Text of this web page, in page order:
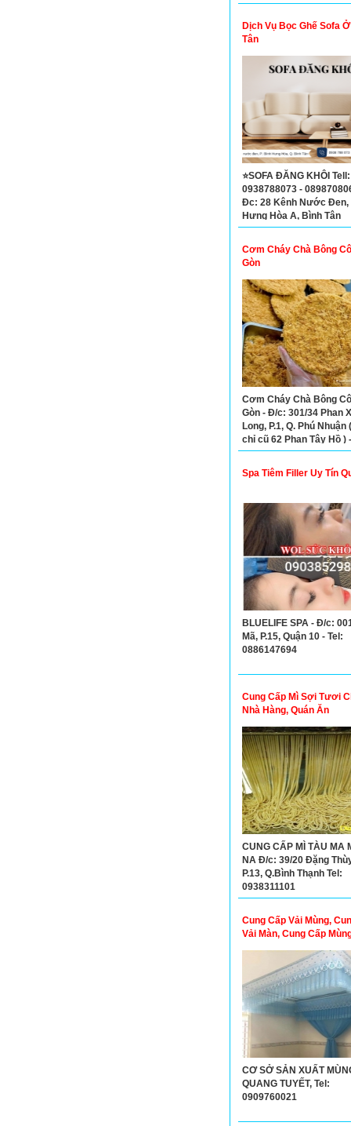
Dịch Vụ Bọc Ghế Sofa
Tân
⭐SOFA ĐĂNG KHÔI Tell:
0938788073 -
Đc: 28 Kênh Nước Đen,
Hưng Hòa A, Bình Tân
Cơm Cháy Chà Bông
Gòn
Cơm Cháy Chà Bông
Gòn - Đ/c: 301/34 Phan
Long, P.1, Q. Phú Nhuận
chỉ cũ 62 Phan Tây Hồ )
0932333462 -
Spa Tiêm Filler Uy Tín
BLUELIFE SPA - Đ/c:
Mã, P.15, Quận 10 - Tel:
0886147694
Cung Cấp Mì Sợi Tươi
Nhà Hàng, Quán Ăn
CUNG CẤP MÌ TÀU MA
NA Đ/c: 39/20 Đặng
P.13, Q.Bình Thạnh Tel:
0938311101
Cung Cấp Vải Mùng,
Vải Màn, Cung Cấp
CƠ SỞ SẢN XUẤT
QUANG TUYẾT, Tel:
0909760021